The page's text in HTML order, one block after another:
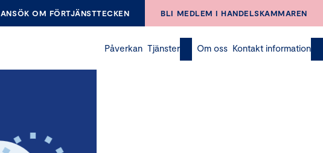
ANSÖK OM FÖRTJÄNSTTECKEN BLI MEDLEM I HANDELSKAMMAREN
Påverkan Tjänster Om oss Kontakt information